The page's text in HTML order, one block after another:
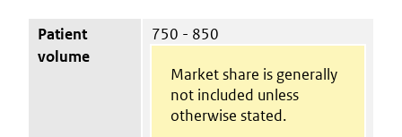
Patient
volume
750 - 850
Market share is generally
not included unless
otherwise stated.